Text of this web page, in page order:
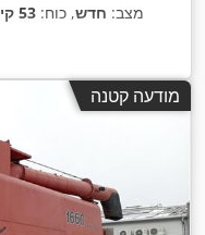
מצב: חדש, כוח: 53 קילוואט (72.06 כ"ס)
מודעה קטנה